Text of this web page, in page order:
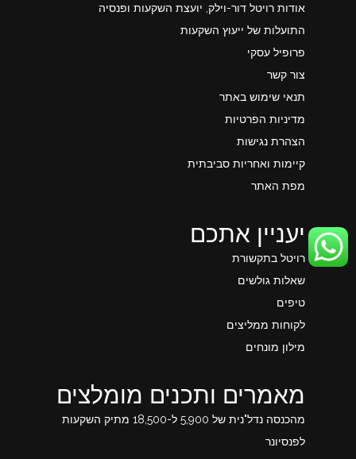
אודות רויטל דור-וילק, יועצת השקעות ופנסיה
התועלות של ייעוץ השקעות
פרופיל עסקי
צור קשר
תנאי שימוש באתר
מדיניות הפרטיות
הצהרת נגישות
קיימות ואחריות סביבתית
מפת האתר
יעניין אתכם
רויטל בתקשורת
שאלות גולשים
טיפים
לקוחות ממליצים
מילון מונחים
מאמרים ותכנים מומלצים
מהכנסה נדל"נית של 5,900 ל-18,500 מתיק השקעות
לפנסיונר